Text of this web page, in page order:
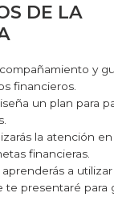
DE LA
y
financieros.
un plan para
la atención
financieras.
aprenderás a
te presentaré para